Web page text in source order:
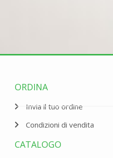
ORDINA
Invia il tuo ordine
Condizioni di vendita
CATALOGO